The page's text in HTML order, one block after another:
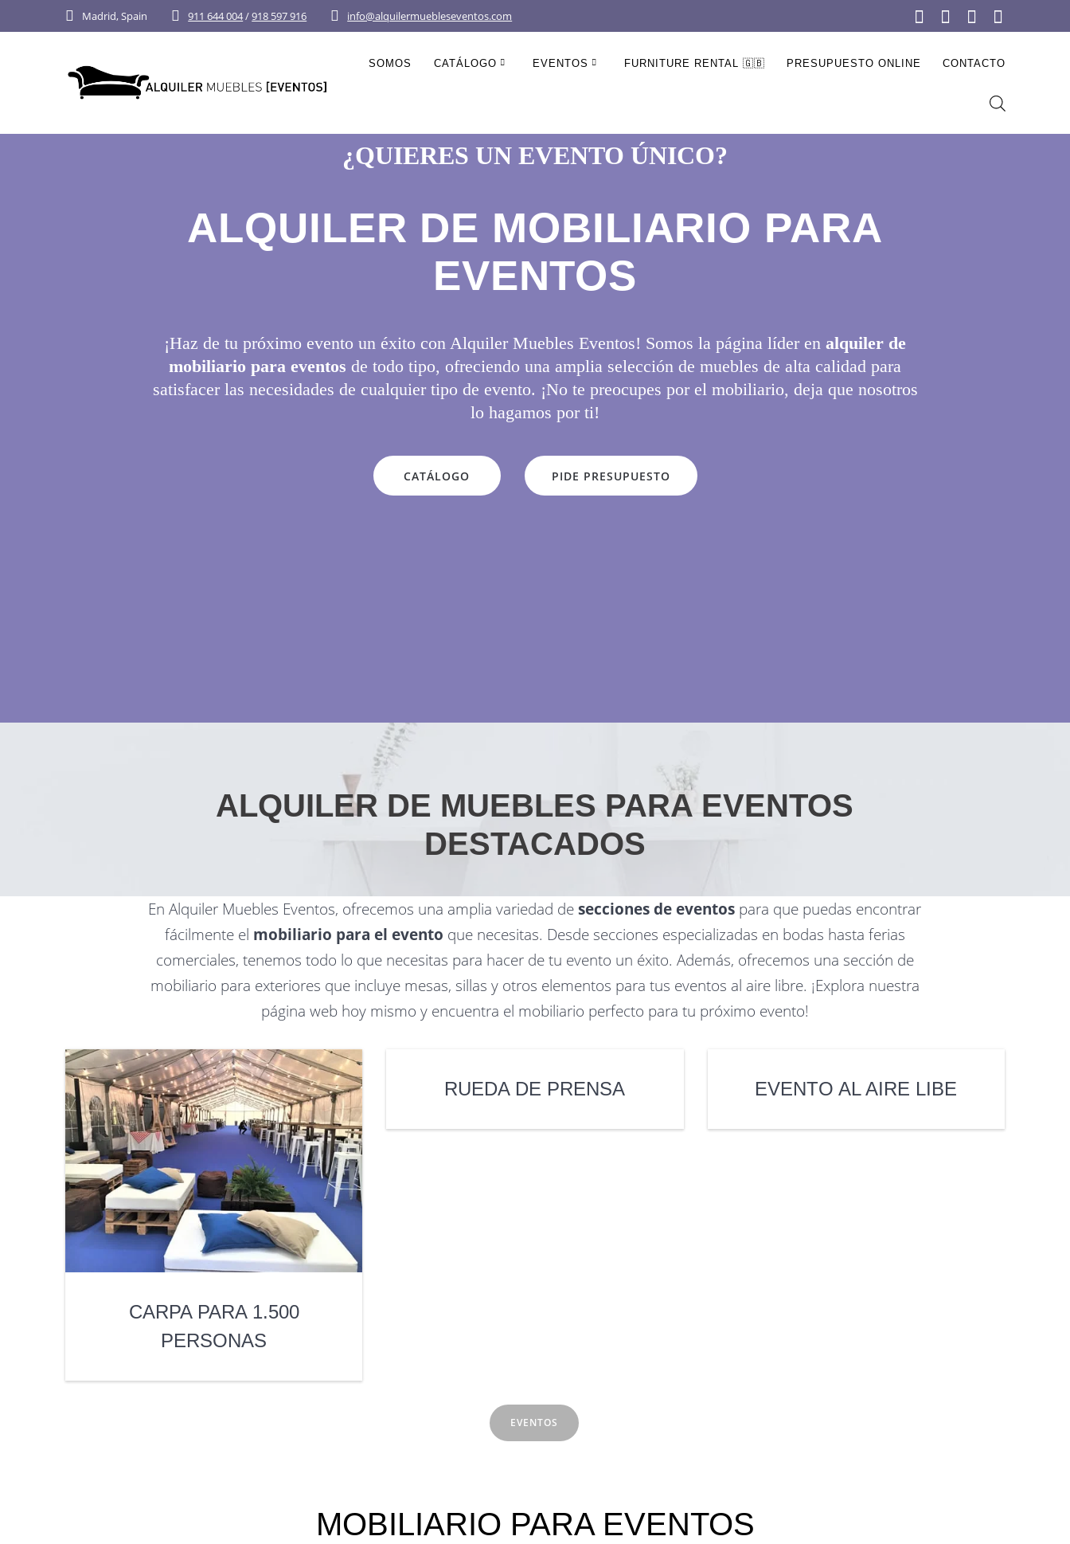
to
Madrid, Spain 911 644 004/918 597 916 info@alquilermuebleseventos.com
SOMOS CATÁLOGO EVENTOS FURNITURE RENTAL 🇬🇧 PRESUPUESTO ONLINE CONTACTO
¿QUIERES UN EVENTO ÚNICO?
ALQUILER DE MOBILIARIO PARA
EVENTOS
¡Haz de tu próximo evento un éxito con Alquiler Muebles Eventos! Somos la página líder en alquiler de
mobiliario para eventos de todo tipo, ofreciendo una amplia selección de muebles de alta calidad para
satisfacer las necesidades de cualquier tipo de evento. ¡No te preocupes por el mobiliario, deja que nosotros
lo hagamos por ti!
CATÁLOGO PIDE PRESUPUESTO
ALQUILER DE MUEBLES PARA EVENTOS
DESTACADOS
En Alquiler Muebles Eventos, ofrecemos una amplia variedad desecciones de eventos para que puedas encontrar
fácilmente el mobiliario para el evento que necesitas. Desde secciones especializadas en bodas hasta ferias
comerciales, tenemos todo lo que necesitas para hacer de tu evento un éxito. Además, ofrecemos una sección de
mobiliario para exteriores que incluye mesas, sillas y otros elementos para tus eventos al aire libre. ¡Explora nuestra
página web hoy mismo y encuentra el mobiliario perfecto para tu próximo evento!
CARPA PARA 1.500
PERSONAS
RUEDA DE PRENSA EVENTO AL AIRE LIBE
EVENTOS
MOBILIARIO PARA EVENTOS